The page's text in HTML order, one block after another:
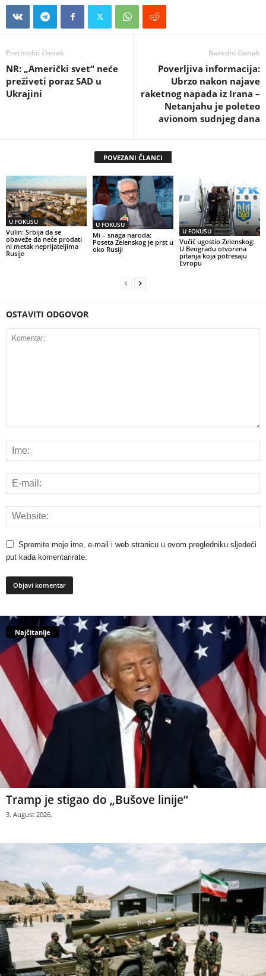
Prethodni članak
NR: „Američki svet“ neće
preživeti poraz SAD u
Ukrajini
Naredni članak
Poverljiva informacija:
Ubrzo nakon najave
raketnog napada iz Irana –
Netanjahu je poleteo
avionom sudnjeg dana
POVEZANI ČLANCI
U FOKUSU
Vulin: Srbija da se
obaveže da neće prodati
ni metak neprijateljima
Rusije
U FOKUSU
Mi – snaga naroda:
Poseta Zelenskog je prst u
oko Rusiji
U FOKUSU
Vučić ugostio Zelenskog:
U Beogradu otvorena
pitanja koja potresaju
Evropu
OSTAVITI ODGOVOR
Spremite moje ime, e-mail i web stranicu u ovom pregledniku sljedeći
put kada komentarirate.
Najčitanije
Tramp je stigao do „Bušove linije“
3. August 2026.